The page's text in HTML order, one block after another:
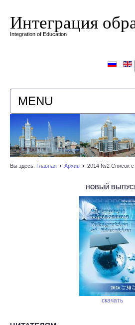
Интеграция
Integration of Education
MENU
ГЛАВНАЯ
РЕДАКЦИОННАЯ
Вы здесь: Главная Архив 2014 №2 Список
НОВЫЙ
скачать